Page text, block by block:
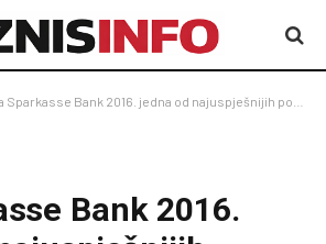
Sparkasse Bank 2016. jedna od najuspješnijih poslovnih godina
Bank 2016.